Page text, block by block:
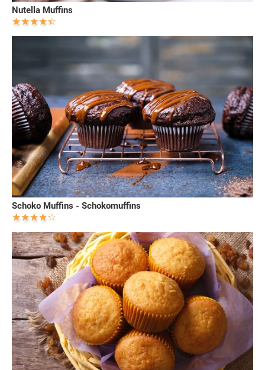
Nutella Muffins
Schoko Muffins - Schokomuffins